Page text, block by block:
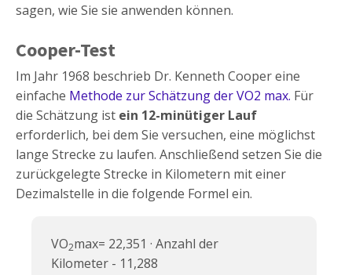
sagen, wie Sie sie anwenden können.
Cooper-Test
Im Jahr 1968 beschrieb Dr. Kenneth Cooper eine
einfache Methode zur Schätzung der VO2 max. Für
die Schätzung ist ein 12-minütiger Lauf
erforderlich, bei dem Sie versuchen, eine möglichst
lange Strecke zu laufen. Anschließend setzen Sie die
zurückgelegte Strecke in Kilometern mit einer
Dezimalstelle in die folgende Formel ein.
VO2max= 22,351 · Anzahl der
Kilometer - 11,288